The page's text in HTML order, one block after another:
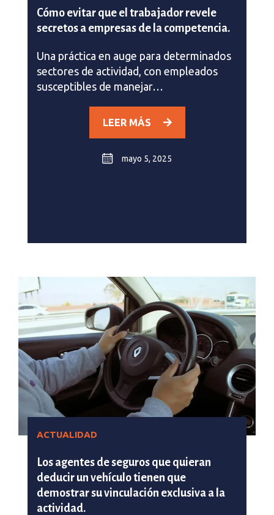
Cómo evitar que el trabajador revele
secretos a empresas de la competencia.
Una práctica en auge para determinados
sectores de actividad, con empleados
susceptibles de manejar…
LEER MÁS
mayo 5, 2025
ACTUALIDAD
Los agentes de seguros que quieran
deducir un vehículo tienen que
demostrar su vinculación exclusiva a la
actividad.